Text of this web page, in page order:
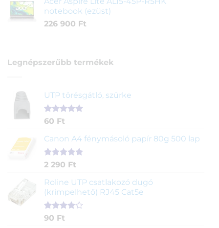
notebook (ezüst)
226 900 Ft
Legnépszerűbb termékek
UTP törésgátló, szürke
Értékelés
ből,
1
értékelés
alapján
60 Ft
Canon A4 fénymásoló papír 80g 500 lap
Értékelés
ből,
2
értékelés
alapján
2 290 Ft
Roline UTP csatlakozó dugó
(krimpelhető) RJ45 Cat5e
Értékelés
2
90 Ft